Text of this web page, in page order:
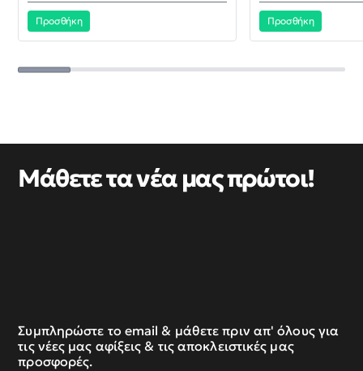
Προσθήκη Προσθήκη
Μάθετε τα νέα μας πρώτοι!
Συμπληρώστε το email & μάθετε πριν απ' όλους για
τις νέες μας αφίξεις & τις αποκλειστικές μας
προσφορές.